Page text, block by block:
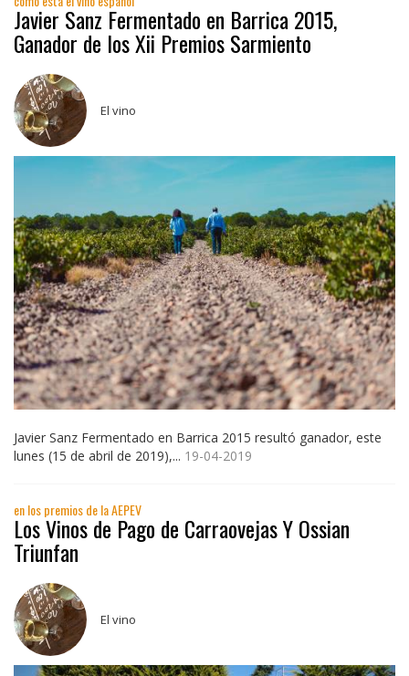
Javier Sanz Fermentado en Barrica 2015,
Ganador de los Xii Premios Sarmiento
El vino
Javier Sanz Fermentado en Barrica 2015 resultó ganador, este
lunes (15 de abril de 2019),... 19-04-2019
en los premios de la AEPEV
Los Vinos de Pago de Carraovejas Y Ossian
Triunfan
El vino